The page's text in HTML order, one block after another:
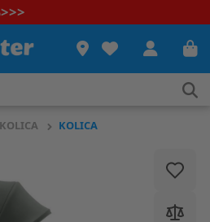
>>>
KOLICA KOLICA